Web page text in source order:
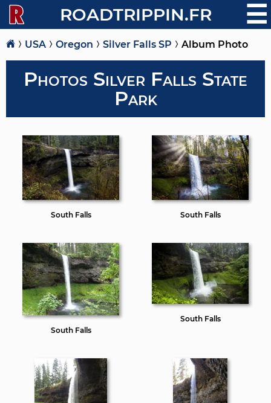
ROADTRIPPIN.FR ☰
USA Oregon Silver Falls SP Album Photo
Photos Silver Falls State
Park
South Falls South Falls
South Falls
South Falls